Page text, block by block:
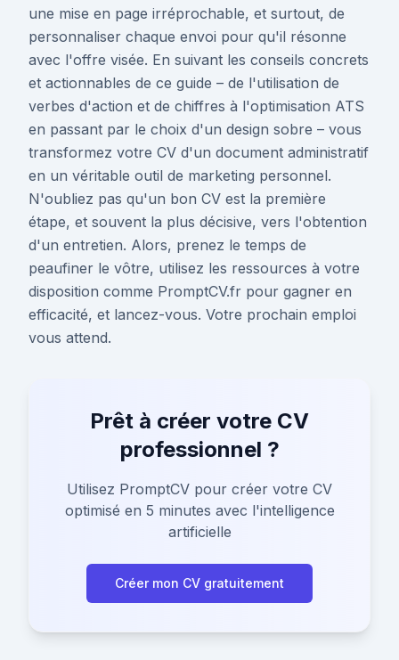
une mise en page irréprochable, et surtout, de
personnaliser chaque envoi pour qu'il résonne
avec l'offre visée. En suivant les conseils concrets
et actionnables de ce guide – de l'utilisation de
verbes d'action et de chiffres à l'optimisation ATS
en passant par le choix d'un design sobre – vous
transformez votre CV d'un document administratif
en un véritable outil de marketing personnel.
N'oubliez pas qu'un bon CV est la première
étape, et souvent la plus décisive, vers l'obtention
d'un entretien. Alors, prenez le temps de
peaufiner le vôtre, utilisez les ressources à votre
disposition comme PromptCV.fr pour gagner en
efficacité, et lancez-vous. Votre prochain emploi
vous attend.
Prêt à créer votre CV
professionnel ?
Utilisez PromptCV pour créer votre CV
optimisé en 5 minutes avec l'intelligence
artificielle
Créer mon CV gratuitement